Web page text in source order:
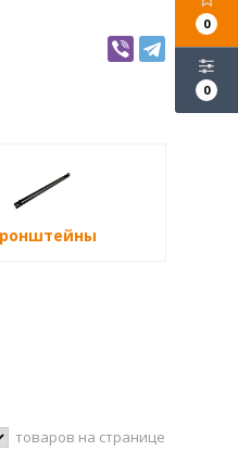
0
0
товаров на странице